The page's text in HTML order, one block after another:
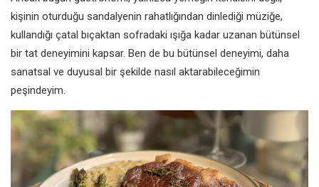
kişinin oturduğu sandalyenin rahatlığından dinlediği müziğe,
kullandığı çatal bıçaktan sofradaki ışığa kadar uzanan bütünsel
bir tat deneyimini kapsar. Ben de bu bütünsel deneyimi, daha
sanatsal ve duyusal bir şekilde nasıl aktarabileceğimin
peşindeyim.